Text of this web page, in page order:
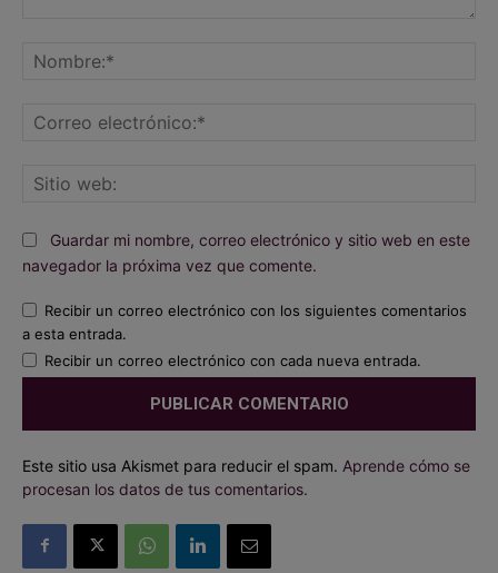
Guardar mi nombre, correo electrónico y sitio web en este
navegador la próxima vez que comente.
Recibir un correo electrónico con los siguientes comentarios
a esta entrada.
Recibir un correo electrónico con cada nueva entrada.
Este sitio usa Akismet para reducir el spam. Aprende cómo se
procesan los datos de tus comentarios.